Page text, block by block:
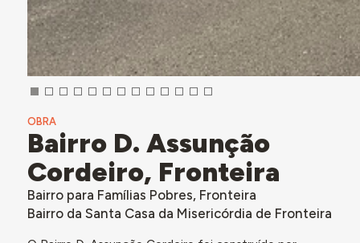
OBRA
Bairro D. Assunção
Cordeiro, Fronteira
Bairro para Famílias Pobres, Fronteira
Bairro da Santa Casa da Misericórdia de Fronteira